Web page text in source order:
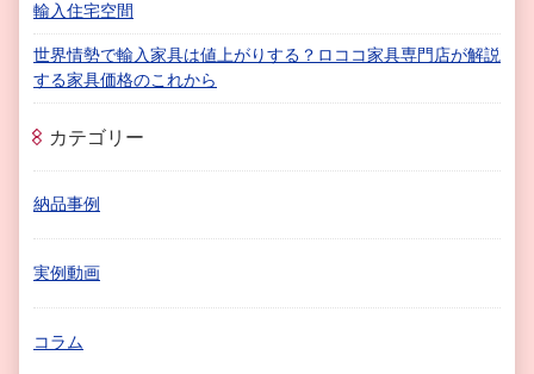
輸入住宅空間
世界情勢で輸入家具は値上がりする？ロココ家具専門店が解説
する家具価格のこれから
カテゴリー
納品事例
実例動画
コラム